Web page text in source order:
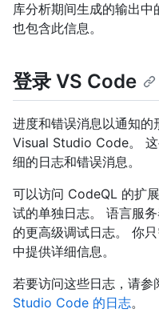
库分析期间生成的输出中
也包含此信息。
登录 VS Code
进度和错误消息以通知的
Visual Studio Code。 这
细的日志和错误消息。
可以访问 CodeQL 的扩
试的单独日志。 语言服
的更高级调试日志。 你
中提供详细信息。
若要访问这些日志，请参
Studio Code 的日志。